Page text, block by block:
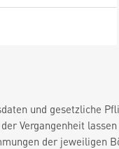
und gesetzliche
Vergangenheit
der jeweiligen